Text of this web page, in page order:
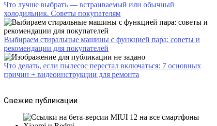
Что лучше выбрать — встраиваемый или обычный
холодильник. Советы покупателям
Выбираем стиральные машины с функцией пара: советы и
рекомендации для покупателей
Что делать, если пылесос перестал включаться: 7 основных
причин + видеоинструкции для ремонта
Свежие публикации